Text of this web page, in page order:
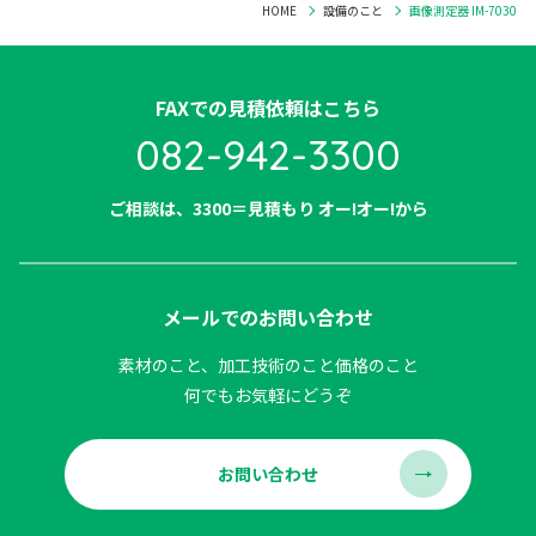
HOME 設備のこと 画像測定器 IM-7030
FAXでの見積依頼はこちら
082-942-3300​
ご相談は、3300＝見積もり オー!オー!から
メールでのお問い合わせ
素材のこと、加工技術のこと価格のこと
何でもお気軽にどうぞ
お問い合わせ